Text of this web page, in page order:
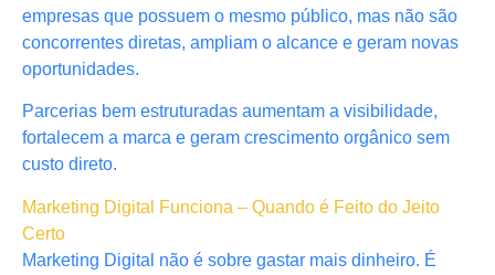
empresas que possuem o mesmo público, mas não são
concorrentes diretas, ampliam o alcance e geram novas
oportunidades.
Parcerias bem estruturadas aumentam a visibilidade,
fortalecem a marca e geram crescimento orgânico sem
custo direto.
Marketing Digital Funciona – Quando é Feito do Jeito
Certo
Marketing Digital não é sobre gastar mais dinheiro. É